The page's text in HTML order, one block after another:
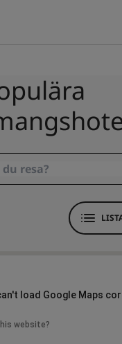
load Google Maps
website?